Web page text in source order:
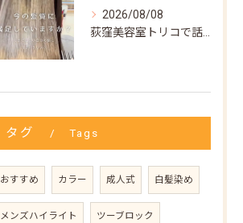
2026/08/08
タグ Tags
おすすめ カラー 成人式 白髪染め
メンズハイライト ツーブロック